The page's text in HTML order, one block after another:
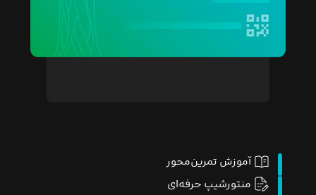
آموزش تمرین‌محور
منتورشیپ حرفه‌ای